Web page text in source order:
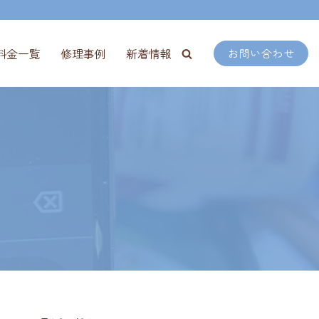
金一覧 修理事例 新着情報 お問い合わせ